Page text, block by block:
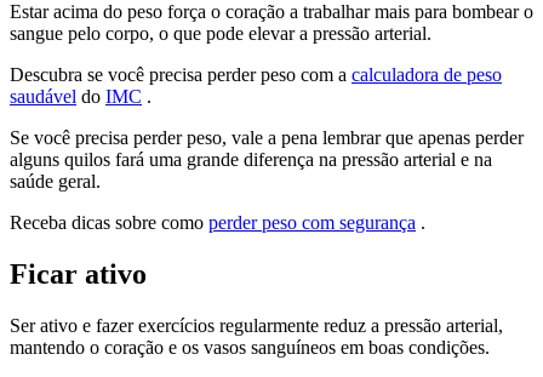
Estar acima do peso força o coração a trabalhar mais para bombear o
sangue pelo corpo, o que pode elevar a pressão arterial.
Descubra se você precisa perder peso com a calculadora de peso
saudável do IMC .
Se você precisa perder peso, vale a pena lembrar que apenas perder
alguns quilos fará uma grande diferença na pressão arterial e na
saúde geral.
Receba dicas sobre como perder peso com segurança .
Ficar ativo
Ser ativo e fazer exercícios regularmente reduz a pressão arterial,
mantendo o coração e os vasos sanguíneos em boas condições.